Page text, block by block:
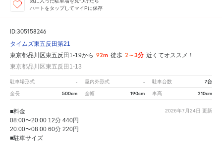
ハートをタップしてマイPに保存
ID:305158246
タイムズ東五反田第21
東京都品川区東五反田1-19から 92m 徒歩 2～3分 近くてオススメ！
東京都品川区東五反田1-13
駐車場形式 - 屋内外形式 - 駐車台数 7台
全長 500cm 全幅 190cm 車高 210cm
2026年7月24日 更新
■料金
08:00〜20:00 12分 440円
20:00〜08:00 60分 220円
■駐車サイズ